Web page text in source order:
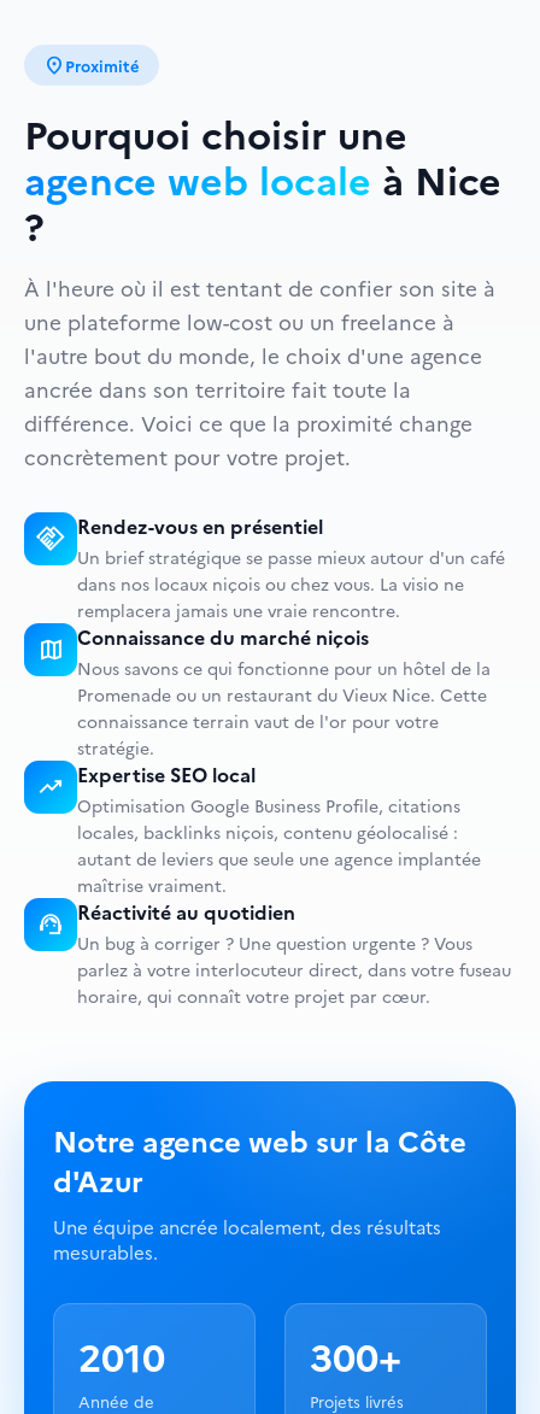
location_on Proximité
Pourquoi choisir une
agence web locale à Nice
?
À l'heure où il est tentant de confier son site à
une plateforme low-cost ou un freelance à
l'autre bout du monde, le choix d'une agence
ancrée dans son territoire fait toute la
différence. Voici ce que la proximité change
concrètement pour votre projet.
handshake Rendez-vous en présentiel
Un brief stratégique se passe mieux autour d'un café
dans nos locaux niçois ou chez vous. La visio ne
remplacera jamais une vraie rencontre.
map Connaissance du marché niçois
Nous savons ce qui fonctionne pour un hôtel de la
Promenade ou un restaurant du Vieux Nice. Cette
connaissance terrain vaut de l'or pour votre
stratégie.
trending_up Expertise SEO local
Optimisation Google Business Profile, citations
locales, backlinks niçois, contenu géolocalisé :
autant de leviers que seule une agence implantée
maîtrise vraiment.
support_agent Réactivité au quotidien
Un bug à corriger ? Une question urgente ? Vous
parlez à votre interlocuteur direct, dans votre fuseau
horaire, qui connaît votre projet par cœur.
Notre agence web sur la Côte
d'Azur
Une équipe ancrée localement, des résultats
mesurables.
2010
Année de
300+
Projets livrés